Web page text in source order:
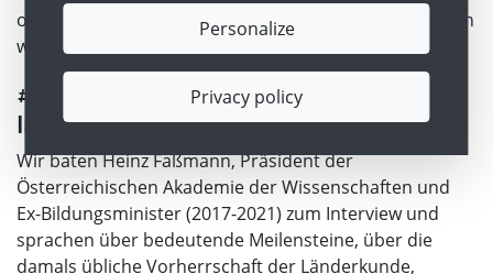
ohne ein konzeptionelles Gerüst im Hintergrund gehen
wir in dieser Informationsflut hilflos unter."
#edustories | Heinz Faßmann im
Interview
Wir baten Heinz Faßmann, Präsident der
Österreichischen Akademie der Wissenschaften und
Ex-Bildungsminister (2017-2021) zum Interview und
sprachen über bedeutende Meilensteine, über die
damals übliche Vorherrschaft der Länderkunde,
Personalize
Privacy policy